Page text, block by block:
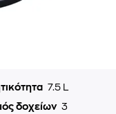
7.5 L
δοχείων 3